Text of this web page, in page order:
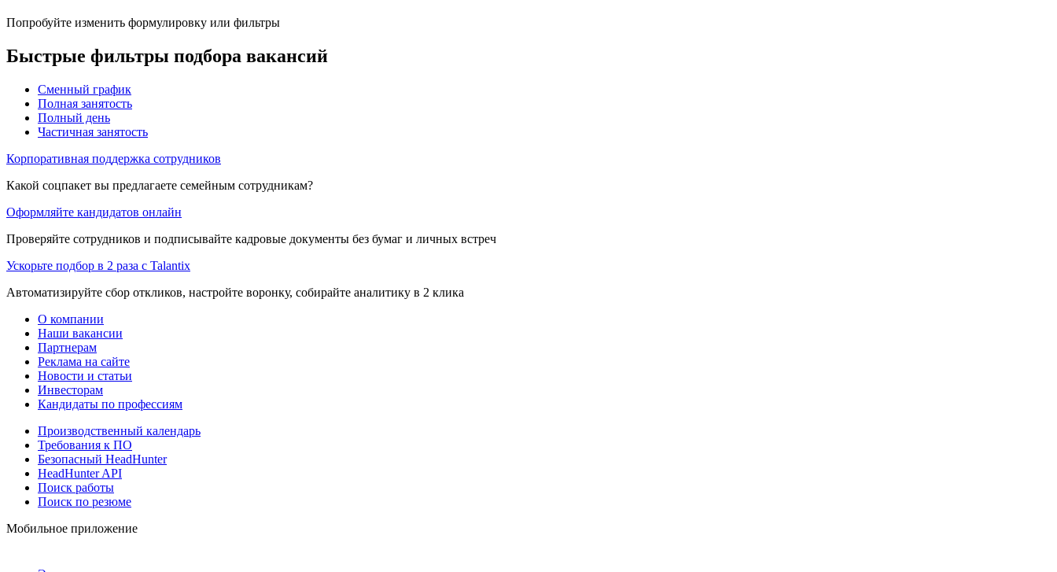
Попробуйте изменить формулировку или фильтры
Быстрые фильтры подбора вакансий
Сменный график
Полная занятость
Полный день
Частичная занятость
Корпоративная поддержка сотрудников
Какой соцпакет вы предлагаете семейным сотрудникам?
Оформляйте кандидатов онлайн
Проверяйте сотрудников и подписывайте кадровые документы без бумаг и личных встреч
Ускорьте подбор в 2 раза с Talantix
Автоматизируйте сбор откликов, настройте воронку, собирайте аналитику в 2 клика
О компании
Наши вакансии
Партнерам
Реклама на сайте
Новости и статьи
Инвесторам
Кандидаты по профессиям
Производственный календарь
Требования к ПО
Безопасный HeadHunter
HeadHunter API
Поиск работы
Поиск по резюме
Мобильное приложение